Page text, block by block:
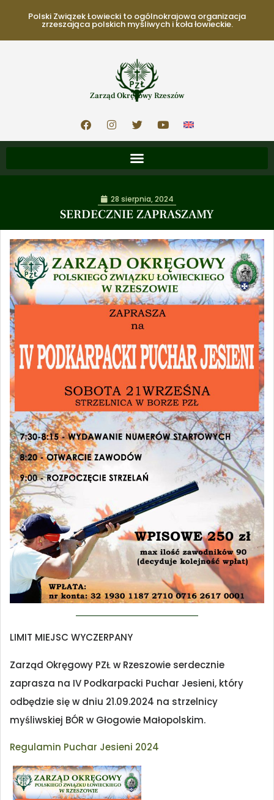
Polski Związek Łowiecki to ogólnokrajowa organizacja
zrzeszająca polskich myśliwych i koła łowieckie.
Zarząd Okręgowy Rzeszów
SERDECZNIE ZAPRASZAMY
28 sierpnia, 2024
LIMIT MIEJSC WYCZERPANY
Zarząd Okręgowy PZŁ w Rzeszowie serdecznie
zaprasza na IV Podkarpacki Puchar Jesieni, który
odbędzie się w dniu 21.09.2024 na strzelnicy
myśliwskiej BÓR w Głogowie Małopolskim.
Regulamin Puchar Jesieni 2024